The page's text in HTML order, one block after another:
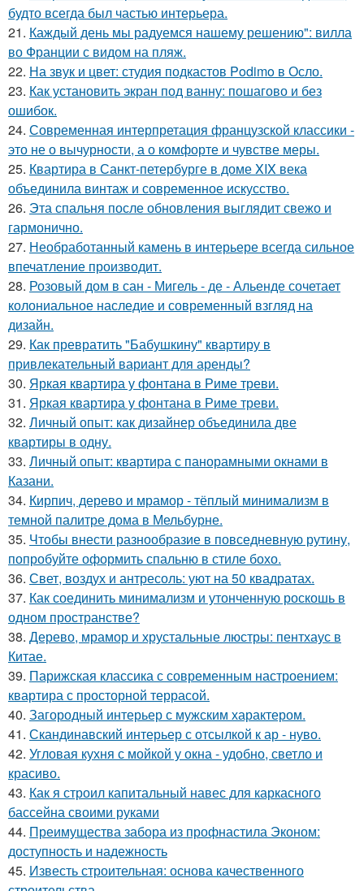
будто всегда был частью интерьера.
21. Каждый день мы радуемся нашему решению": вилла
во Франции с видом на пляж.
22. На звук и цвет: студия подкастов Podimo в Осло.
23. Как установить экран под ванну: пошагово и без
ошибок.
24. Современная интерпретация французской классики -
это не о вычурности, а о комфорте и чувстве меры.
25. Квартира в Санкт-петербурге в доме XIX века
объединила винтаж и современное искусство.
26. Эта спальня после обновления выглядит свежо и
гармонично.
27. Необработанный камень в интерьере всегда сильное
впечатление производит.
28. Розовый дом в сан - Мигель - де - Альенде сочетает
колониальное наследие и современный взгляд на
дизайн.
29. Как превратить "Бабушкину" квартиру в
привлекательный вариант для аренды?
30. Яркая квартира у фонтана в Риме треви.
31. Яркая квартира у фонтана в Риме треви.
32. Личный опыт: как дизайнер объединила две
квартиры в одну.
33. Личный опыт: квартира с панорамными окнами в
Казани.
34. Кирпич, дерево и мрамор - тёплый минимализм в
темной палитре дома в Мельбурне.
35. Чтобы внести разнообразие в повседневную рутину,
попробуйте оформить спальню в стиле бохо.
36. Свет, воздух и антресоль: уют на 50 квадратах.
37. Как соединить минимализм и утонченную роскошь в
одном пространстве?
38. Дерево, мрамор и хрустальные люстры: пентхаус в
Китае.
39. Парижская классика с современным настроением:
квартира с просторной террасой.
40. Загородный интерьер с мужским характером.
41. Скандинавский интерьер с отсылкой к ар - нуво.
42. Угловая кухня с мойкой у окна - удобно, светло и
красиво.
43. Как я строил капитальный навес для каркасного
бассейна своими руками
44. Преимущества забора из профнастила Эконом:
доступность и надежность
45. Известь строительная: основа качественного